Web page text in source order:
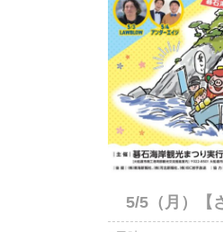
5/5（月）【